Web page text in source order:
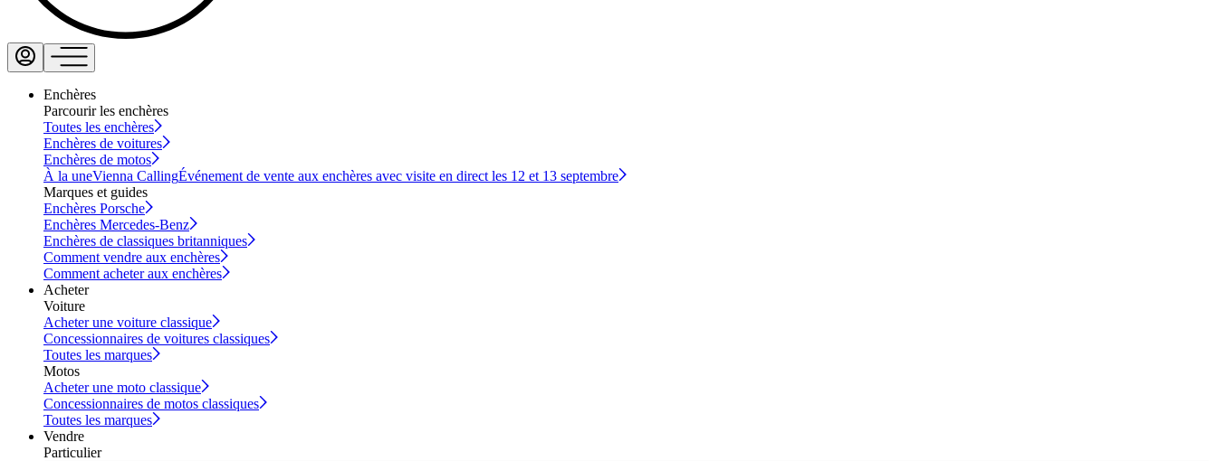
Enchères
Parcourir les enchères
Toutes les enchères
Enchères de voitures
Enchères de motos
À la uneVienna CallingÉvénement de vente aux enchères avec visite en direct les 12 et 13 septembre
Marques et guides
Enchères Porsche
Enchères Mercedes-Benz
Enchères de classiques britanniques
Comment vendre aux enchères
Comment acheter aux enchères
Acheter
Voiture
Acheter une voiture classique
Concessionnaires de voitures classiques
Toutes les marques
Motos
Acheter une moto classique
Concessionnaires de motos classiques
Toutes les marques
Vendre
Particulier